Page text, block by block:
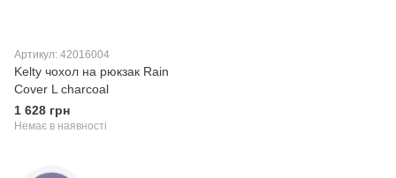
Артикул: 42016004
Kelty чохол на рюкзак Rain
Cover L charcoal
1 628 грн
Немає в наявності